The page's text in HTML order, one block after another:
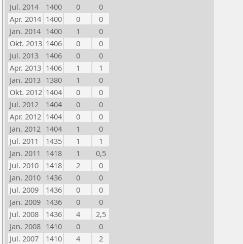
Jul. 2014
1400 0
0
Apr. 2014 1400 0
0
Jan. 2014 1400 1
0
Okt. 2013 1406 0
0
Jul. 2013
1406 0
0
Apr. 2013 1406 1
1
Jan. 2013 1380 1
0
Okt. 2012 1404 0
0
Jul. 2012
1404 0
0
Apr. 2012 1404 0
0
Jan. 2012 1404 1
0
Jul. 2011
1435 1
1
Jan. 2011
1418 1
0,5
Jul. 2010
1418 2
0
Jan. 2010 1436 0
0
Jul. 2009
1436 0
0
Jan. 2009 1436 0
0
Jul. 2008
1436 4
2,5
Jan. 2008 1410 0
0
Jul. 2007
1410 4
2